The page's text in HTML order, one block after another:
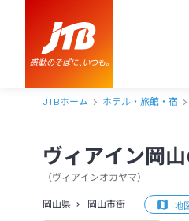
JTBホーム ホテル・旅館・宿
ヴィアイン岡
（ヴィアインオカヤマ）
岡山県 岡山市街 地